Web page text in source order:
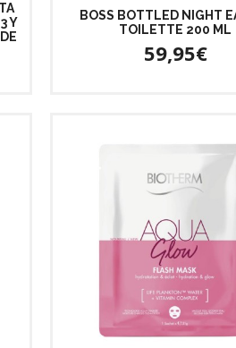
Y
BOSS BOTTLED NIGHT
TOILETTE 200 ML
59,95€